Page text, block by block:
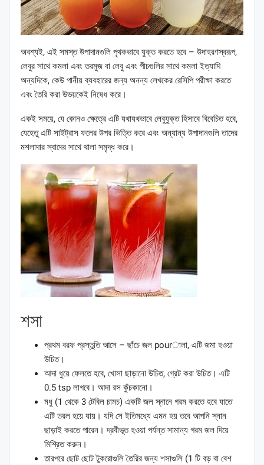
অবশ্যই, এই সমস্ত উপাদানগুলি পৃথকভাবে যুক্ত করতে হবে – উদাহরণস্বরূপ,
লেবুর সাথে কমলা এবং তরমুজ বা লেবু এবং পীচগুলির সাথে কমলা ইত্যাদি
অন্যদিকে, কেউ পানীয় ব্যবহারের জন্য অনন্য লেখকের রেসিপি পরীক্ষা করতে
এবং তৈরি করা উভয়কেই নিষেধ করে।
একই সময়ে, যে কোনও ক্ষেত্রে এটি যথাযথভাবে লেবুযুক্ত হিসাবে বিবেচিত হবে,
যেহেতু এটি সাইট্রাস ফলের উপর ভিত্তি করে এবং অন্যান্য উপাদানগুলি তাদের
মশলাদার স্বাদের সাথে থালা সমৃদ্ধ করে।
শসা
প্রথম বরফ প্রস্তুতি আসে – ছাঁচে জল pourালা, এটি জমা হওয়া
উচিত।
আদা ধুয়ে ফেলতে হবে, খোসা ছাড়ানো উচিত, গ্রেট করা উচিত। এটি
0.5 tsp লাগবে। আদা রস কুঁচকানো।
মধু (1 থেকে 3 টেবিল চামচ) একটি জল স্নানে গরম করতে হবে যাতে
এটি তরল হয়ে যায়। যদি সে ইতিমধ্যে এমন হয় তবে আপনি স্নান
ছাড়াই করতে পারেন। দ্রবীভূত হওয়া পর্যন্ত সামান্য গরম জল দিয়ে
মিশ্রিত করুন।
তারপরে ছোট ছোট টুকরোগুলি তৈরির জন্য শসাগুলি (1 টি বড় বা বেশ